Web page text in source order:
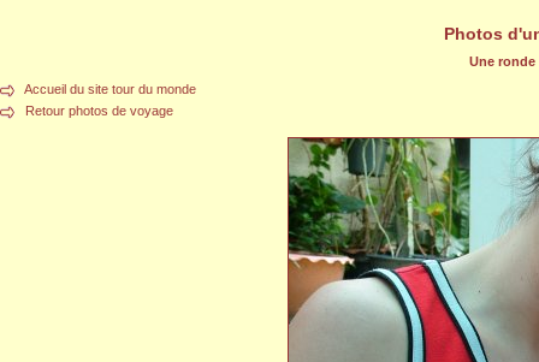
Photos
Une
Accueil du site tour du monde
Retour photos de voyage